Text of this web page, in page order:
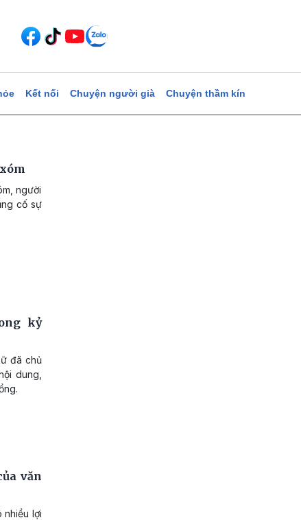
Kết nối Chuyện người già Chuyện thầm kín
người
cố sự
kỷ
đã chủ
dung,
văn
nhiều lợi